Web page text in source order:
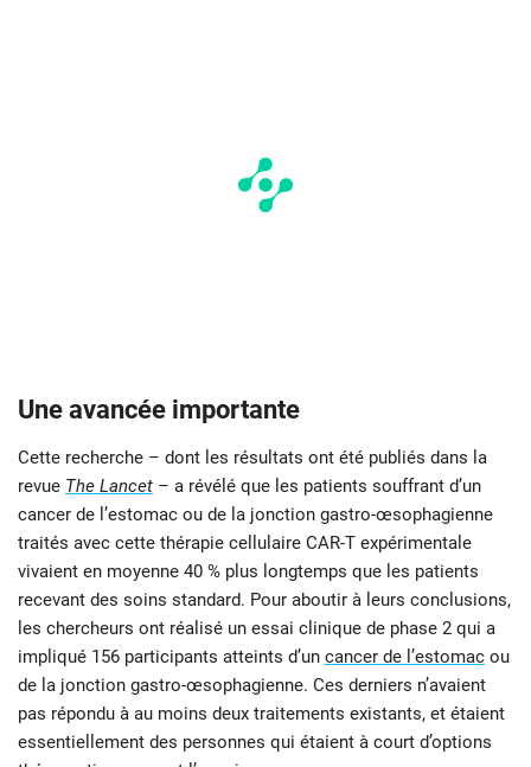
Une avancée importante
Cette recherche – dont les résultats ont été publiés dans la
revue The Lancet – a révélé que les patients souffrant d’un
cancer de l’estomac ou de la jonction gastro-œsophagienne
traités avec cette thérapie cellulaire CAR-T expérimentale
vivaient en moyenne 40 % plus longtemps que les patients
recevant des soins standard. Pour aboutir à leurs conclusions,
les chercheurs ont réalisé un essai clinique de phase 2 qui a
impliqué 156 participants atteints d’un cancer de l’estomac ou
de la jonction gastro-œsophagienne. Ces derniers n’avaient
pas répondu à au moins deux traitements existants, et étaient
essentiellement des personnes qui étaient à court d’options